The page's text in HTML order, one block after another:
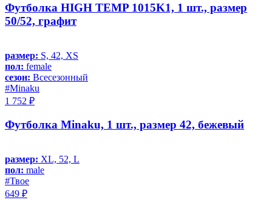
Футболка HIGH TEMP 1015K1, 1 шт., размер
50/52, графит
размер: S, 42, XS
пол: female
сезон: Всесезонный
#Minaku
1 752 ₽
Футболка Minaku, 1 шт., размер 42, бежевый
размер: XL, 52, L
пол: male
#Твое
649 ₽